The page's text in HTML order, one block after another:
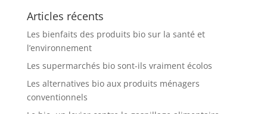
Articles récents
Les bienfaits des produits bio sur la santé et
l’environnement
Les supermarchés bio sont-ils vraiment écolos
Les alternatives bio aux produits ménagers
conventionnels